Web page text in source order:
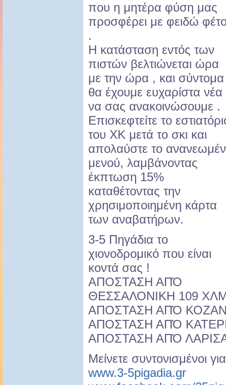
που η μητέρα φύση μας
προσφέρει με φειδώ
.
Η κατάσταση εντός των
πιστών βελτιώνεται ώρα
με την ώρα , και σύντομα
θα έχουμε ευχαρίστα νέα
να σας ανακοινώσουμε .
Επισκεφτείτε το
του ΧΚ μετά το σκι και
απολαύστε το
μενού, λαμβάνοντας
έκπτωση 15%
καταθέτοντας την
χρησιμοποιημένη κάρτα
των αναβατήρων.
3-5 Πηγάδια το
χιονοδρομικό που είναι
κοντά σας !
ΑΠΟΣΤΑΣΗ ΑΠΌ
ΘΕΣΣΑΛΟΝΙΚΗ 109
ΑΠΟΣΤΑΣΗ ΑΠΌ
ΑΠΟΣΤΑΣΗ ΑΠΌ
ΑΠΟΣΤΑΣΗ ΑΠΌ
Μείνετε συντονισμένοι
www.3-5pigadia.gr